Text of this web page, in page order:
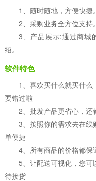
1、随时随地，方便快捷。
2、采购业务全方位支持。
3、产品展示:通过商城
绍。
软件特色
1、喜欢买什么就买什
要错过啦
2、批发产品更省心，
3、按照你的需求去在
单便捷
4、所有商品的价格都
5、让配送可视化，您
待接货